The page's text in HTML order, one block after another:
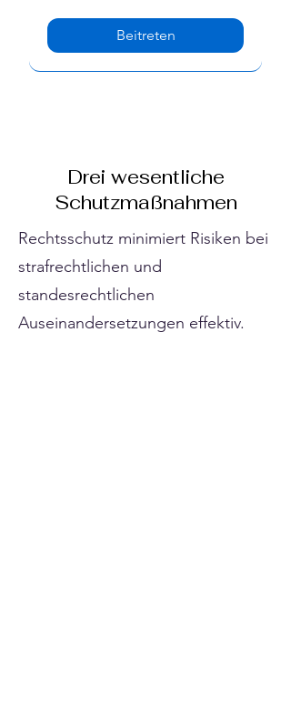
Beitreten
Drei wesentliche
Schutzmaßnahmen
Rechtsschutz minimiert Risiken bei
strafrechtlichen und
standesrechtlichen
Auseinandersetzungen effektiv.